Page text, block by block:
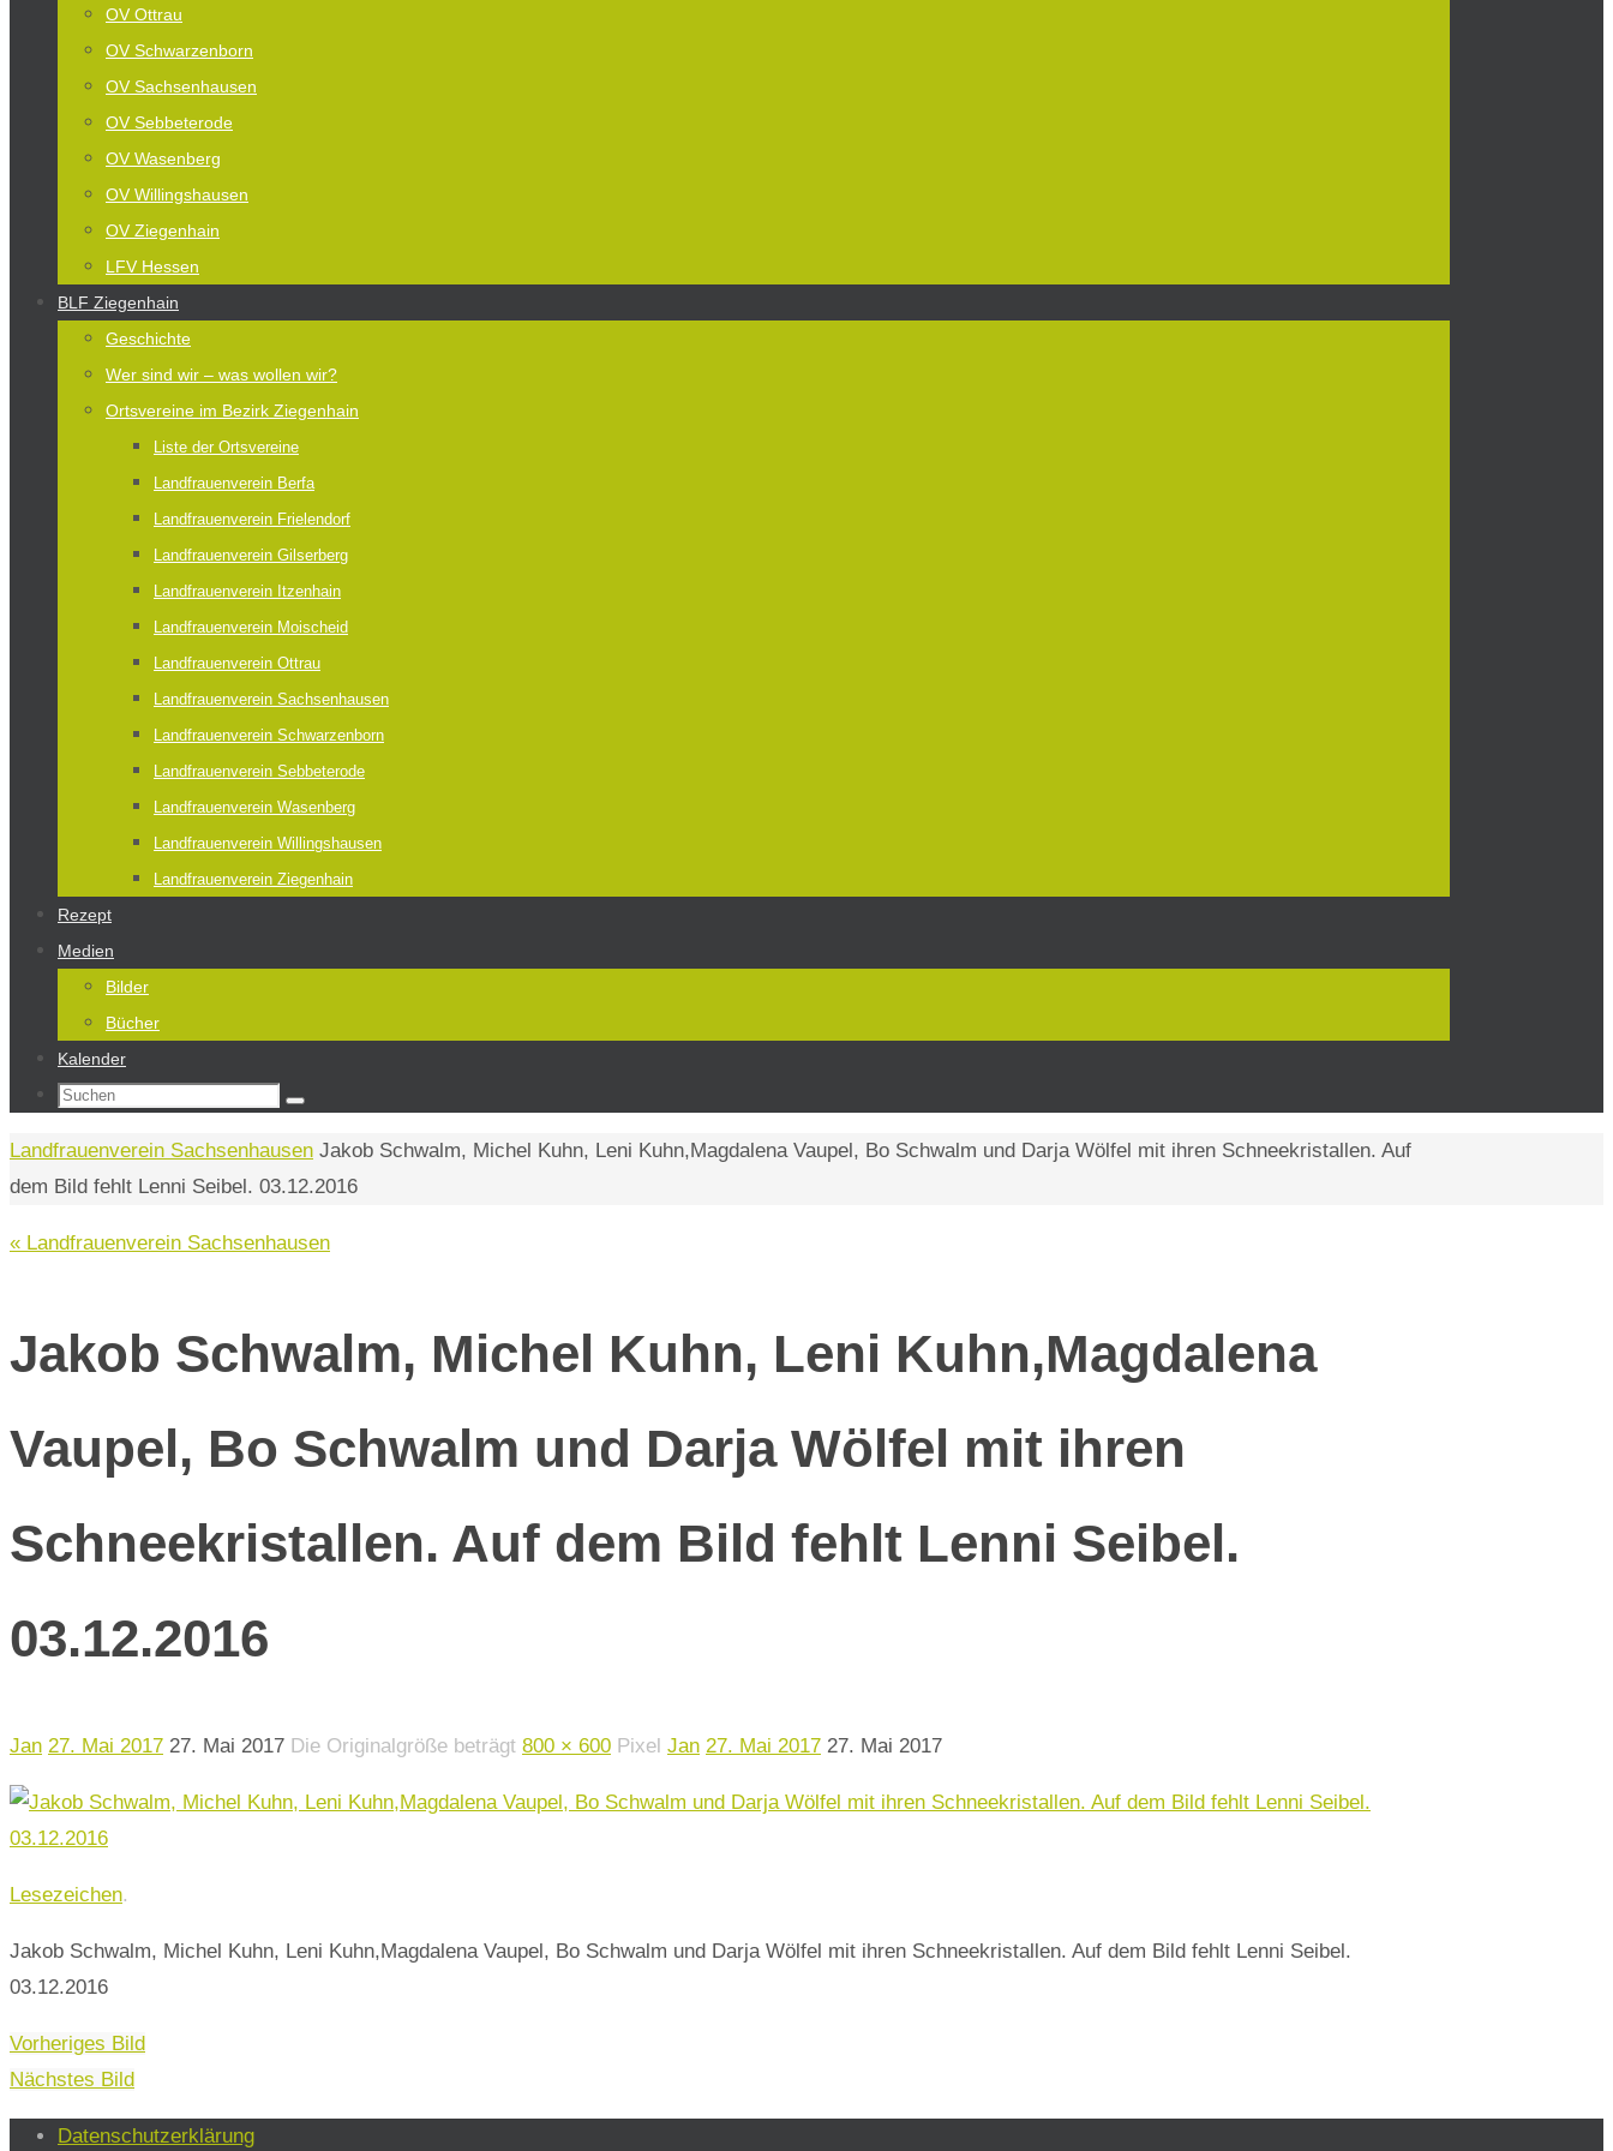
OV Ottrau
OV Schwarzenborn
OV Sachsenhausen
OV Sebbeterode
OV Wasenberg
OV Willingshausen
OV Ziegenhain
LFV Hessen
BLF Ziegenhain
Geschichte
Wer sind wir – was wollen wir?
Ortsvereine im Bezirk Ziegenhain
Liste der Ortsvereine
Landfrauenverein Berfa
Landfrauenverein Frielendorf
Landfrauenverein Gilserberg
Landfrauenverein Itzenhain
Landfrauenverein Moischeid
Landfrauenverein Ottrau
Landfrauenverein Sachsenhausen
Landfrauenverein Schwarzenborn
Landfrauenverein Sebbeterode
Landfrauenverein Wasenberg
Landfrauenverein Willingshausen
Landfrauenverein Ziegenhain
Rezept
Medien
Bilder
Bücher
Kalender
Suchen
Suchen
Start
Landfrauenverein Sachsenhausen Jakob Schwalm, Michel Kuhn, Leni Kuhn,Magdalena Vaupel, Bo Schwalm und Darja Wölfel mit ihren Schneekristallen. Auf
dem Bild fehlt Lenni Seibel. 03.12.2016
« Landfrauenverein Sachsenhausen
Jakob Schwalm, Michel Kuhn, Leni Kuhn,Magdalena
Vaupel, Bo Schwalm und Darja Wölfel mit ihren
Schneekristallen. Auf dem Bild fehlt Lenni Seibel.
03.12.2016
Jan 27. Mai 2017 27. Mai 2017 Die Originalgröße beträgt 800 × 600 Pixel Jan 27. Mai 2017 27. Mai 2017
Lesezeichen.
Jakob Schwalm, Michel Kuhn, Leni Kuhn,Magdalena Vaupel, Bo Schwalm und Darja Wölfel mit ihren Schneekristallen. Auf dem Bild fehlt Lenni Seibel.
03.12.2016
Vorheriges Bild
Nächstes Bild
Datenschutzerklärung